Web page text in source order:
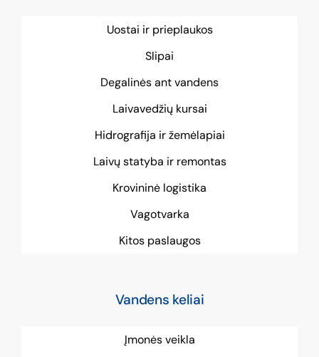
Uostai ir prieplaukos
Slipai
Degalinės ant vandens
Laivavedžių kursai
Hidrografija ir žemėlapiai
Laivų statyba ir remontas
Krovininė logistika
Vagotvarka
Kitos paslaugos
Vandens keliai
Įmonės veikla